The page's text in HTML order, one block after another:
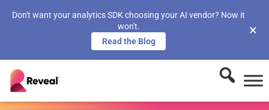
Don't want your analytics SDK choosing your AI vendor? Now it
won't.
Read the Blog
×